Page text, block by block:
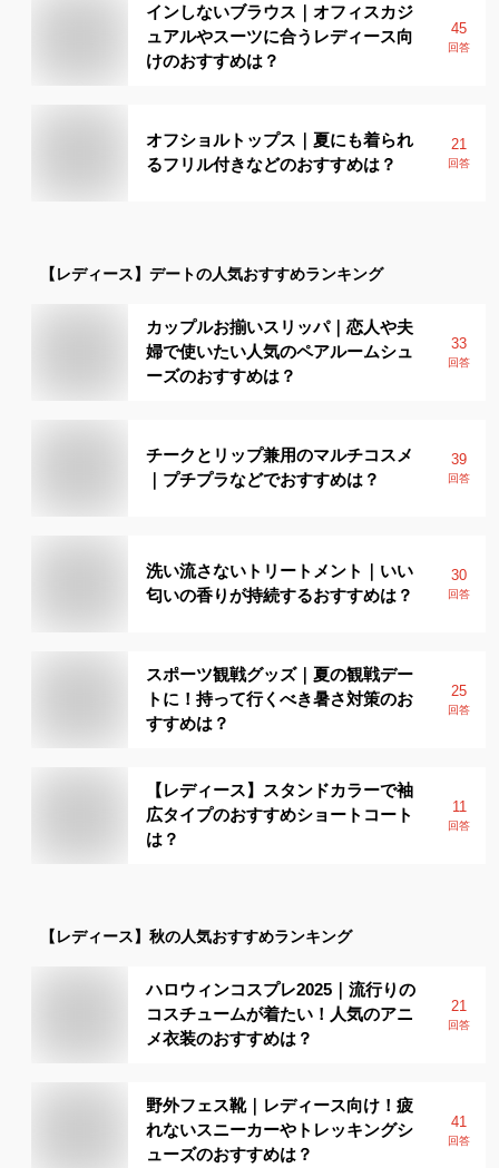
インしないブラウス｜オフィスカジ
ュアルやスーツに合うレディース向
けのおすすめは？
45
回答
オフショルトップス｜夏にも着られ
るフリル付きなどのおすすめは？
21
回答
【レディース】 デートの人気おすすめランキング
カップルお揃いスリッパ｜恋人や夫
婦で使いたい人気のペアルームシュ
ーズのおすすめは？
33
回答
チークとリップ兼用のマルチコスメ
｜プチプラなどでおすすめは？
39
回答
洗い流さないトリートメント｜いい
匂いの香りが持続するおすすめは？
30
回答
スポーツ観戦グッズ｜夏の観戦デー
トに！持って行くべき暑さ対策のお
すすめは？
25
回答
【レディース】スタンドカラーで袖
広タイプのおすすめショートコート
は？
11
回答
【レディース】 秋の人気おすすめランキング
ハロウィンコスプレ2025｜流行りの
コスチュームが着たい！人気のアニ
メ衣装のおすすめは？
21
回答
野外フェス靴｜レディース向け！疲
れないスニーカーやトレッキングシ
ューズのおすすめは？
41
回答